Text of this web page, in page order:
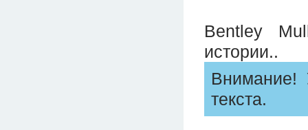
Bentley
истории..
Внимание!
текста.